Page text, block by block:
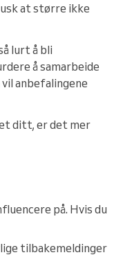
at større ikke
lurt å bli
å samarbeide
anbefalingene
ditt, er det mer
på. Hvis du
tilbakemeldinger